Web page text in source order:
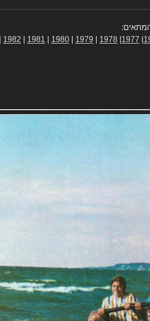
1977
1978
1979
1980
1981
1982